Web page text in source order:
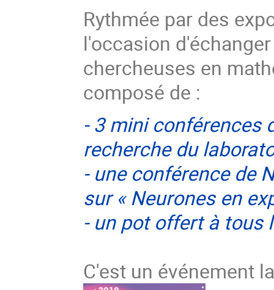
Rythmée par des
l'occasion
chercheuses en
composé de :
-3 mini conférences
recherche du
- une conférence de
sur«Neurones en
- un pot offert à tous
C'est un événement